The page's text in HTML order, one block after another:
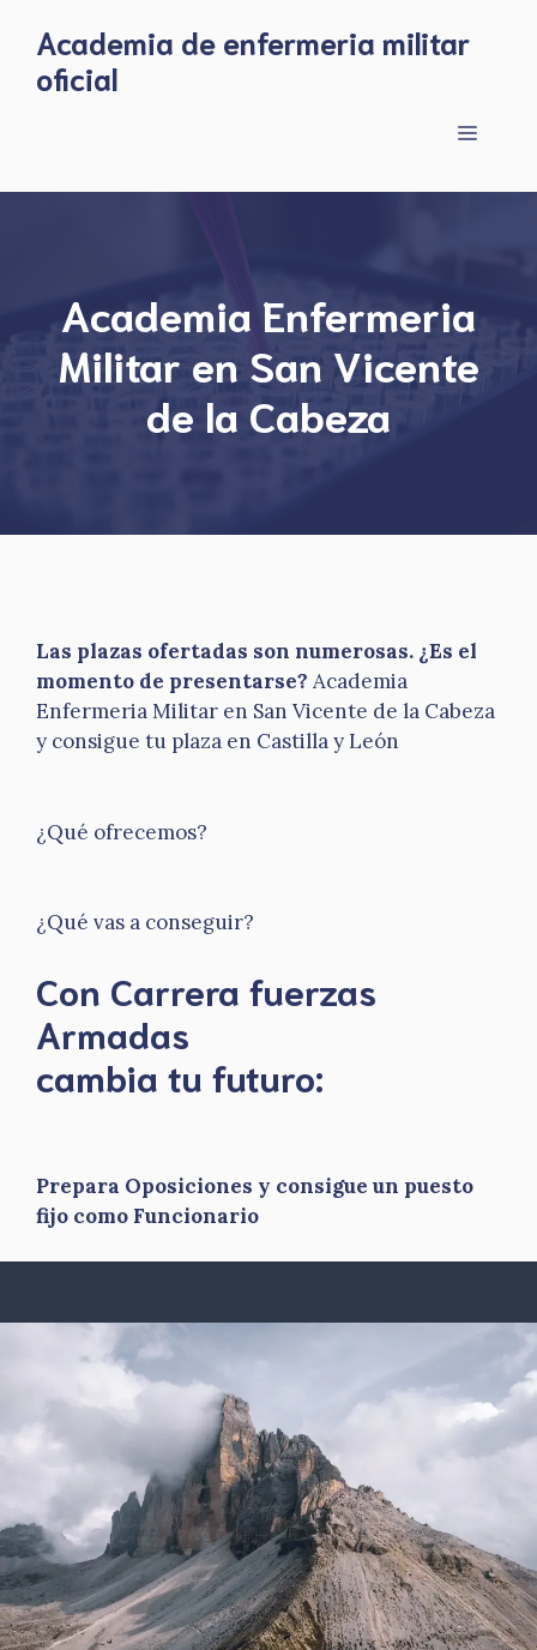
content
Academia de enfermeria militar
oficial
Menu
Academia Enfermeria
Militar en San Vicente
de la Cabeza
Las plazas ofertadas son numerosas. ¿Es el
momento de presentarse? Academia
Enfermeria Militar en San Vicente de la Cabeza
y consigue tu plaza en Castilla y León
¿Qué ofrecemos?
¿Qué vas a conseguir?
Con Carrera fuerzas
Armadas
​cambia tu futuro:
Prepara Oposiciones y consigue un puesto
fijo como Funcionario